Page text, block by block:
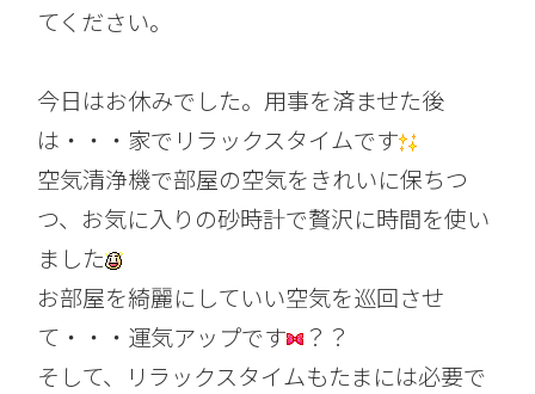
てください。
今日はお休みでした。用事を済ませた後
は・・・家でリラックスタイムです
空気清浄機で部屋の空気をきれいに保ちつ
つ、お気に入りの砂時計で贅沢に時間を使い
ました
お部屋を綺麗にしていい空気を巡回させ
て・・・運気アップです
？？
そして、リラックスタイムもたまには必要で